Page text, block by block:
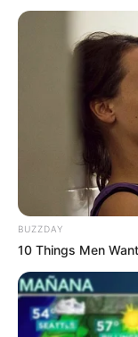
BUZZDAY
10 Things Men